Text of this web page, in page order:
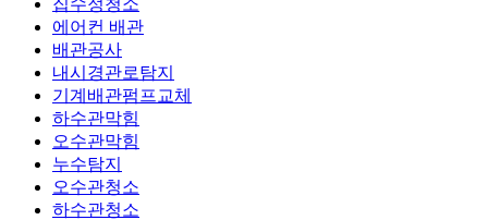
집수정청소
에어컨 배관
배관공사
내시경관로탐지
기계배관펌프교체
하수관막힘
오수관막힘
누수탐지
오수관청소
하수관청소